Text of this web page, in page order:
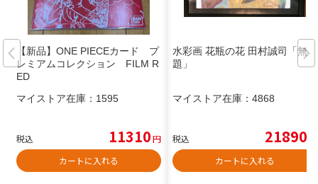
【新品】ONE PIECEカード プ
レミアムコレクション FILM R
ED
マイストア在庫： 1595
税込 11310円
カートに入れる
水彩画 花瓶の花 田村誠司「無
題」
マイストア在庫： 4868
税込 21890
カートに入れる